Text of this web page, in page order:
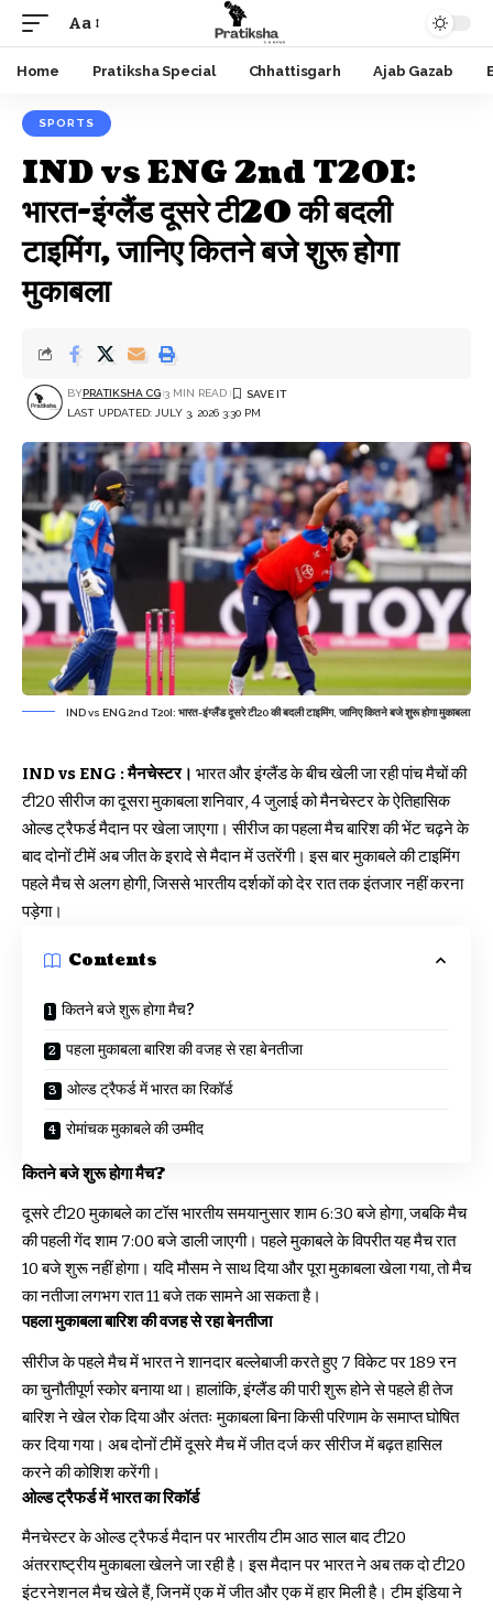
Font
Resizer
Aa
Home Pratiksha Special Chhattisgarh Ajab Gazab
SPORTS
IND vs ENG 2nd T20I:
भारत-इंग्लैंड दूसरे टी20 की बदली
टाइमिंग, जानिए कितने बजे शुरू होगा
मुकाबला
LAST UPDATED: JULY 3, 2026 3:30 PM
BYPRATIKSHA CG 3 MIN READ
IND vs ENG 2nd T20I: भारत-इंग्लैंड दूसरे टी20 की बदली टाइमिंग, जानिए कितने बजे शुरू होगा मुकाबला
IND vs ENG : मैनचेस्टर। भारत और इंग्लैंड के बीच खेली जा रही पांच मैचों की
टी20 सीरीज का दूसरा मुकाबला शनिवार, 4 जुलाई को मैनचेस्टर के ऐतिहासिक
ओल्ड ट्रैफर्ड मैदान पर खेला जाएगा। सीरीज का पहला मैच बारिश की भेंट चढ़ने के
बाद दोनों टीमें अब जीत के इरादे से मैदान में उतरेंगी। इस बार मुकाबले की टाइमिंग
पहले मैच से अलग होगी, जिससे भारतीय दर्शकों को देर रात तक इंतजार नहीं करना
पड़ेगा।
Contents
कितने बजे शुरू होगा मैच?
पहला मुकाबला बारिश की वजह से रहा बेनतीजा
ओल्ड ट्रैफर्ड में भारत का रिकॉर्ड
रोमांचक मुकाबले की उम्मीद
कितने बजे शुरू होगा मैच?
दूसरे टी20 मुकाबले का टॉस भारतीय समयानुसार शाम 6:30 बजे होगा, जबकि मैच
की पहली गेंद शाम 7:00 बजे डाली जाएगी। पहले मुकाबले के विपरीत यह मैच रात
10 बजे शुरू नहीं होगा। यदि मौसम ने साथ दिया और पूरा मुकाबला खेला गया, तो मैच
का नतीजा लगभग रात 11 बजे तक सामने आ सकता है।
पहला मुकाबला बारिश की वजह से रहा बेनतीजा
सीरीज के पहले मैच में भारत ने शानदार बल्लेबाजी करते हुए 7 विकेट पर 189 रन
का चुनौतीपूर्ण स्कोर बनाया था। हालांकि, इंग्लैंड की पारी शुरू होने से पहले ही तेज
बारिश ने खेल रोक दिया और अंततः मुकाबला बिना किसी परिणाम के समाप्त घोषित
कर दिया गया। अब दोनों टीमें दूसरे मैच में जीत दर्ज कर सीरीज में बढ़त हासिल
करने की कोशिश करेंगी।
ओल्ड ट्रैफर्ड में भारत का रिकॉर्ड
मैनचेस्टर के ओल्ड ट्रैफर्ड मैदान पर भारतीय टीम आठ साल बाद टी20
अंतरराष्ट्रीय मुकाबला खेलने जा रही है। इस मैदान पर भारत ने अब तक दो टी20
इंटरनेशनल मैच खेले हैं, जिनमें एक में जीत और एक में हार मिली है। टीम इंडिया ने